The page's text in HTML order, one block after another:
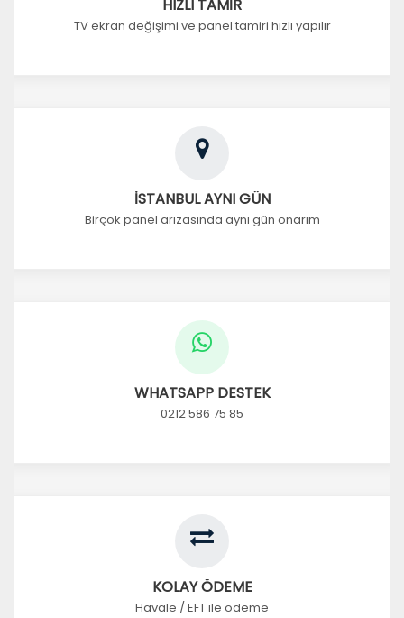
HIZLI TAMİR
TV ekran değişimi ve panel tamiri hızlı yapılır
İSTANBUL AYNI GÜN
Birçok panel arızasında aynı gün onarım
WHATSAPP DESTEK
0212 586 75 85
KOLAY ÖDEME
Havale / EFT ile ödeme